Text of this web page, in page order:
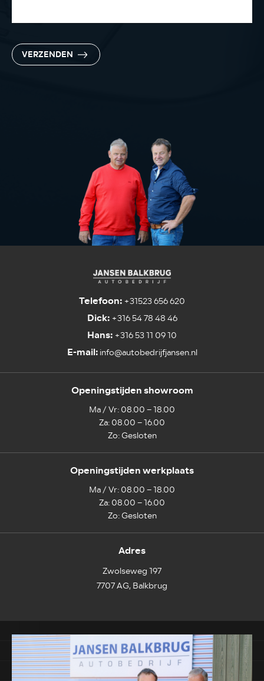
VERZENDEN
Telefoon: +31523 656 620
Dick:+316 54 78 48 46
Hans: +316 53 11 09 10
E-mail:info@autobedrijfjansen.nl
Openingstijden showroom
Ma / Vr: 08.00 – 18.00
Za: 08.00 – 16.00
Zo: Gesloten
Openingstijden werkplaats
Ma / Vr: 08.00 – 18.00
Za: 08.00 – 16.00
Zo: Gesloten
Adres
Zwolseweg 197
7707 AG, Balkbrug